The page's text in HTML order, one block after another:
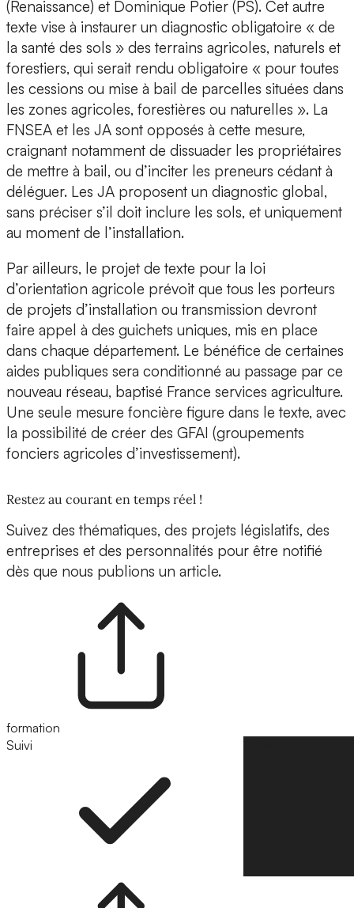
(Renaissance) et Dominique Potier (PS). Cet autre
texte vise à instaurer un diagnostic obligatoire « de
la santé des sols » des terrains agricoles, naturels et
forestiers, qui serait rendu obligatoire « pour toutes
les cessions ou mise à bail de parcelles situées dans
les zones agricoles, forestières ou naturelles ». La
FNSEA et les JA sont opposés à cette mesure,
craignant notamment de dissuader les propriétaires
de mettre à bail, ou d’inciter les preneurs cédant à
déléguer. Les JA proposent un diagnostic global,
sans préciser s’il doit inclure les sols, et uniquement
au moment de l’installation.
Par ailleurs, le projet de texte pour la loi
d’orientation agricole prévoit que tous les porteurs
de projets d’installation ou transmission devront
faire appel à des guichets uniques, mis en place
dans chaque département. Le bénéfice de certaines
aides publiques sera conditionné au passage par ce
nouveau réseau, baptisé France services agriculture.
Une seule mesure foncière figure dans le texte, avec
la possibilité de créer des GFAI (groupements
fonciers agricoles d’investissement).
Restez au courant en temps réel !
Suivez des thématiques, des projets législatifs, des
entreprises et des personnalités pour être notifié
dès que nous publions un article.
formation
Suivi